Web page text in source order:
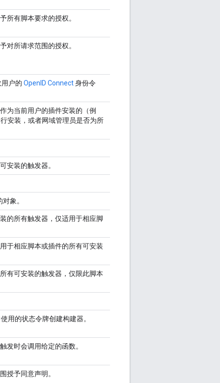
所有脚本要求的授权。
对所请求范围的授权。
户的 Open ID Connect身份令
为当前用户的插件安装的（例
安装，或者网域管理员是否为所
安装的触发器。
象。
的所有触发器，仅适用于相应脚
于相应脚本或插件的所有可安装
有可安装的触发器，仅限此脚本
用的状态令牌创建构建器。
发时会调用给定的函数。
授予同意声明。